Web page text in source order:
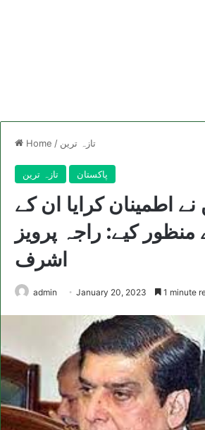
Home / تازہ ترین
تازہ ترین پاکستان
اطمینان کرایا ان کے
منظور کیے: راجہ پرویز
اشرف
admin January 20, 2023 1 minute